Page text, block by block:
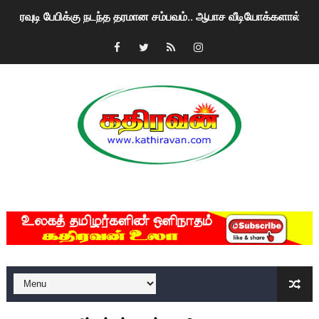
ரவுடி பேபிக்கு நடந்த தரமான சம்பவம்.. ஆபாச வீடியோக்களால்
காணாமல் போகும் பிள்ளையார்கள்!
யாழில் தமிழின தலைவர் பிரபாகரனின் பிறந்தநாளை
ஏர்போர்ட்டில் உதைத்த நபர் யார், என்ன நடந்தது?: உண்மையை
01/11/2021 Scotland ல் நடைபெறும் கண்டனப்
பாலச்சந்திரன் மற்றும் தன்னிடம் படித்த மாணவர்கள் தொடர்பில்
பிரிட்டனால் கடத்தப்படும் நிலையில் இலங்கைத் தமிழ் குடும்பம்!!
வர்ராரு...வர்ராரு... அண்ணாத்த : ரஜினிக்காக இலங்கை